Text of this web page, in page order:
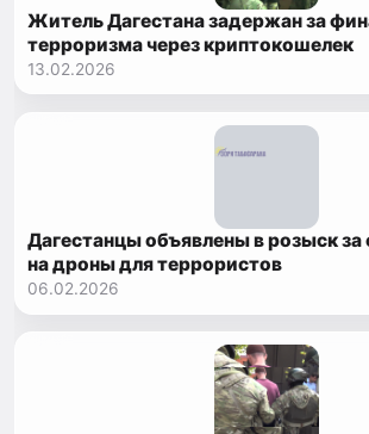
Житель Дагестана задержан за
терроризма через криптокошелек
13.02.2026
Дагестанцы объявлены в розыск за
на дроны для террористов
06.02.2026